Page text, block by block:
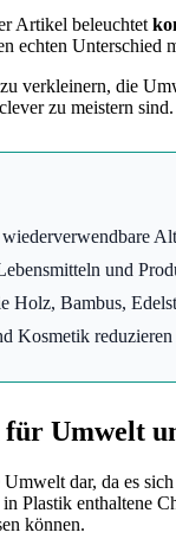
Artikel beleuchtet
echten Unterschied
verkleinern, die
zu meistern sind.
und
Holz, Bambus,
Kosmetik
Umwelt
dar, da es
Plastik enthaltene
können.